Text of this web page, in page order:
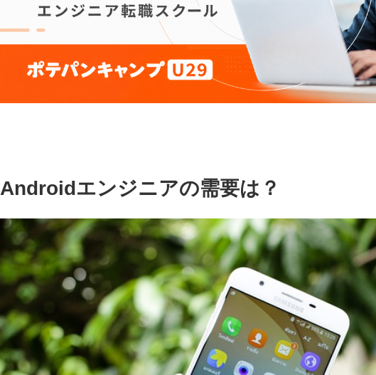
Androidエンジニアの需要は？